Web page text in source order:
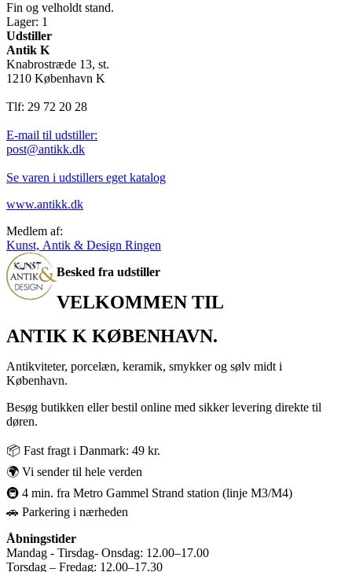
Fin og velholdt stand.
Lager: 1
Udstiller
Antik K
Knabrostræde 13, st.
1210 København K
Tlf: 29 72 20 28
E-mail til udstiller:
post@antikk.dk
Se varen i udstillers eget katalog
www.antikk.dk
Medlem af:
Kunst, Antik & Design Ringen
Besked fra udstiller
VELKOMMEN TIL
ANTIK K KØBENHAVN.
Antikviteter, porcelæn, keramik, smykker og sølv midt i
København.
Besøg butikken eller bestil online med sikker levering direkte til
døren.
📦 Fast fragt i Danmark: 49 kr.
🌍 Vi sender til hele verden
🚇 4 min. fra Metro Gammel Strand station (linje M3/M4)
🚗 Parkering i nærheden
Åbningstider
Mandag - Tirsdag- Onsdag: 12.00–17.00
Torsdag – Fredag: 12.00–17.30